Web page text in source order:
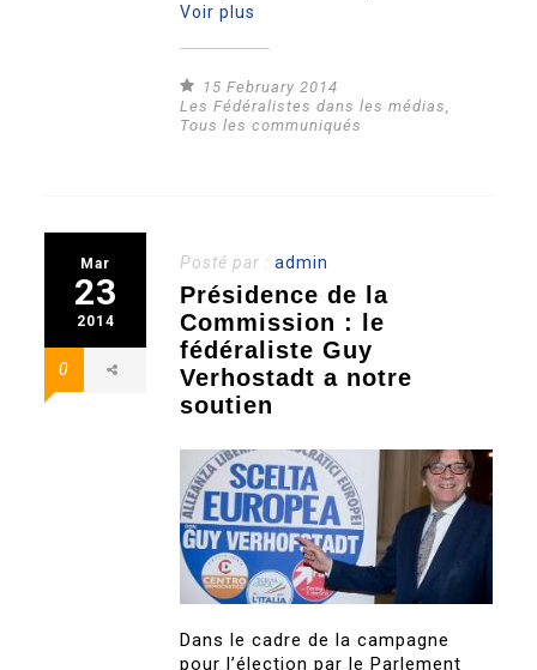
Voir plus
15 February 2014
Les Fédéralistes dans les médias
Tous les communiqués
Mar
23
2014
0
Posté par :admin
Présidence de la
Commission : le
fédéraliste Guy
Verhostadt a notre
soutien
Dans le cadre de la campagne
pour l’élection par le Parlement